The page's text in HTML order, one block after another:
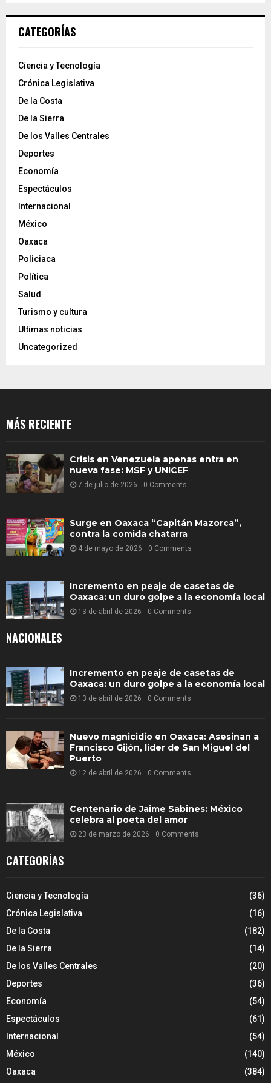
CATEGORÍAS
Ciencia y Tecnología
Crónica Legislativa
De la Costa
De la Sierra
De los Valles Centrales
Deportes
Economía
Espectáculos
Internacional
México
Oaxaca
Policiaca
Política
Salud
Turismo y cultura
Ultimas noticias
Uncategorized
MÁS RECIENTE
Crisis en Venezuela apenas entra en
nueva fase: MSF y UNICEF
7 de julio de 2026 0 Comments
Surge en Oaxaca “Capitán Mazorca”,
contra la comida chatarra
4 de mayo de 2026 0 Comments
Incremento en peaje de casetas de
Oaxaca: un duro golpe a la economía local
13 de abril de 2026 0 Comments
NACIONALES
Incremento en peaje de casetas de
Oaxaca: un duro golpe a la economía local
13 de abril de 2026 0 Comments
Nuevo magnicidio en Oaxaca: Asesinan a
Francisco Gijón, líder de San Miguel del
Puerto
12 de abril de 2026 0 Comments
Centenario de Jaime Sabines: México
celebra al poeta del amor
23 de marzo de 2026 0 Comments
CATEGORÍAS
Ciencia y Tecnología
(36)
Crónica Legislativa
(16)
De la Costa
(182)
De la Sierra
(14)
De los Valles Centrales
(20)
Deportes
(36)
Economía
(54)
Espectáculos
(61)
Internacional
(54)
México
(140)
Oaxaca
(384)